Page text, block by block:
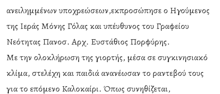
ανειλημμένων υποχρεώσεων,εκπροσώπησε ο Ηγούμενος
της Ιεράς Μόνης Γόλας και υπέυθυνος του Γραφείου
Νεότητας Πανοσ. Αρχ. Ευστάθιος Πορφύρης.
Με την ολοκλήρωση της γιορτής, μέσα σε συγκινησιακό
κλίμα, στελέχη και παιδιά ανανέωσαν το ραντεβού τους
για το επόμενο Καλοκαίρι. Όπως συνηθίζεται,